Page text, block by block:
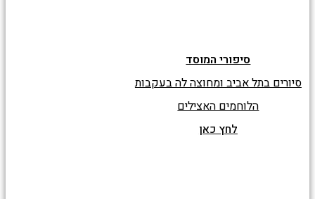
סיפורי המוסד
סיורים בתל אביב ומחוצה לה בעקבות
הלוחמים האצילים
לחץ כאן